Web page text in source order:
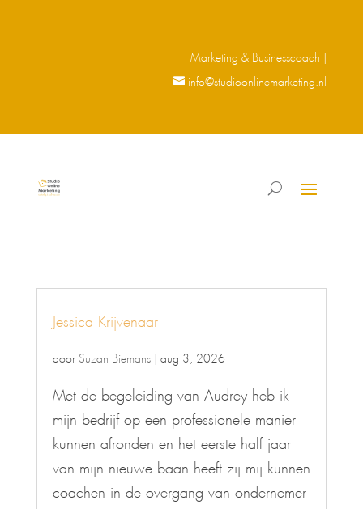
Marketing & Businesscoach |
info@studioonlinemarketing.nl
Jessica Krijvenaar
Suzan Biemans aug 3, 2026
Met de begeleiding van Audrey heb ik
mijn bedrijf op een professionele manier
kunnen afronden en het eerste half jaar
van mijn nieuwe baan heeft zij mij kunnen
coachen in de overgang van ondernemer